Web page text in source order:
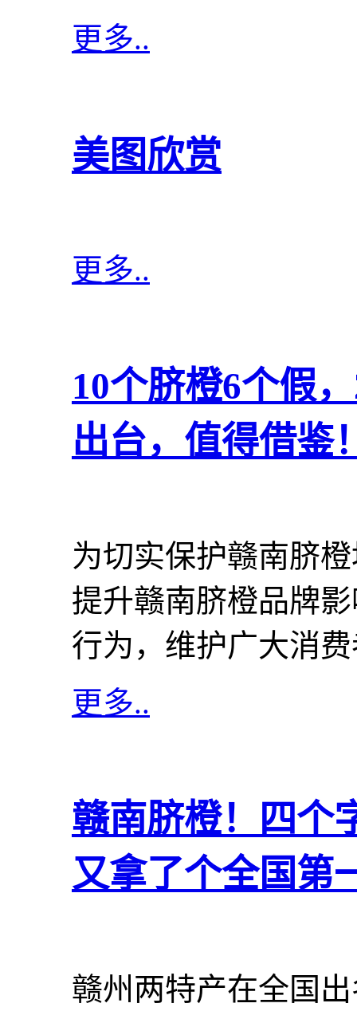
更多..
美图欣赏
更多..
10个脐橙6个假
出台，值得借鉴
为切实保护赣南脐
提升赣南脐橙品牌
行为，维护广大消
更多..
赣南脐橙！四个
又拿了个全国第
赣州两特产在全国